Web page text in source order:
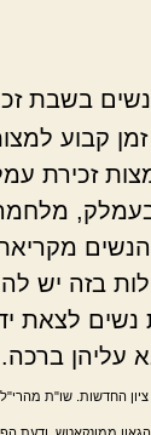
בשבת
קבוע
זכירת
בעמלק,
הנשים
בזה יש
לצאת
עליהן ברכה.
החדשות. שו"ת מהרי"ל